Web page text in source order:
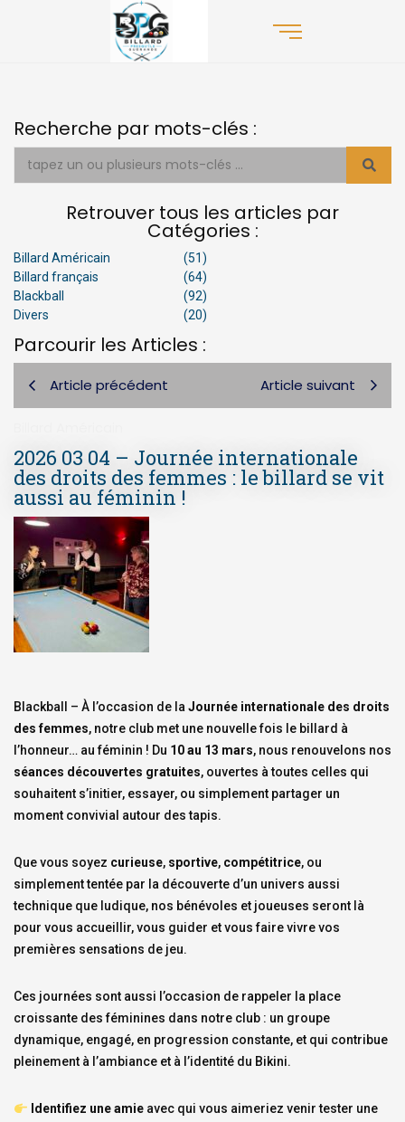
Recherche par mots-clés :
Retrouver tous les articles par
Catégories :
Billard Américain
(51)
Billard français
(64)
Blackball
(92)
Divers
(20)
Parcourir les Articles :
Article précédent Article suivant
2026 03 04 – Journée internationale
des droits des femmes : le billard se vit
aussi au féminin !
Blackball – À l’occasion de la Journée internationale des droits
des femmes, notre club met une nouvelle fois le billard à
l’honneur… au féminin ! Du 10 au 13 mars, nous renouvelons nos
séances découvertes gratuites, ouvertes à toutes celles qui
souhaitent s’initier, essayer, ou simplement partager un
moment convivial autour des tapis.
Que vous soyez curieuse, sportive, compétitrice, ou
simplement tentée par la découverte d’un univers aussi
technique que ludique, nos bénévoles et joueuses seront là
pour vous accueillir, vous guider et vous faire vivre vos
premières sensations de jeu.
Ces journées sont aussi l’occasion de rappeler la place
croissante des féminines dans notre club : un groupe
dynamique, engagé, en progression constante, et qui contribue
pleinement à l’ambiance et à l’identité du Bikini.
Identifiez une amieavec qui vous aimeriez venir tester une